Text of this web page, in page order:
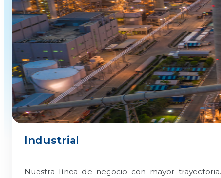
Industrial
Nuestra línea de negocio con mayor